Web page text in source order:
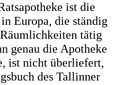
ist die
Europa, die ständig
tätig
genau die Apotheke
ist nicht überliefert,
des Tallinner